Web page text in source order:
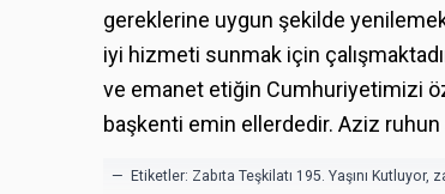
gereklerine uygun şekilde
iyi hizmeti sunmak için
ve emanet etiğin Cumhuriyetimizi
başkenti emin ellerdedir. Aziz ruhun
— Etiketler: Zabıta Teşkilatı 195. Yaşını Kutluyor,